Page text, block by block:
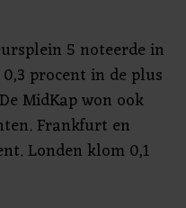
5 noteerde in
procent in de plus
MidKap won ook
Frankfurt en
Londen klom 0,1